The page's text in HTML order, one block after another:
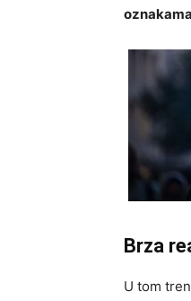
oznakama
Brza
U tom